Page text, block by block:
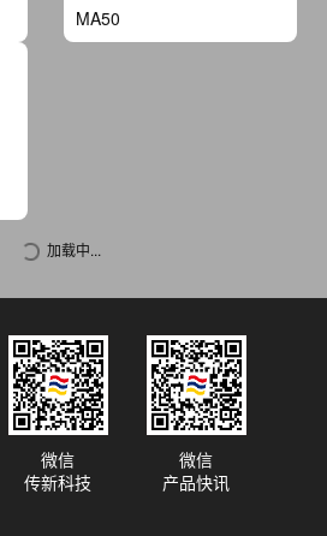
MA50
加载中...
微信
传新科技
微信
产品快讯